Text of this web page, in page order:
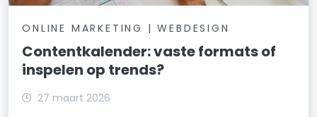
ONLINE MARKETING | WEBDESIGN
Contentkalender: vaste formats of
inspelen op trends?
27 maart 2026